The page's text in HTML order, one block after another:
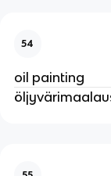
54
oil painting